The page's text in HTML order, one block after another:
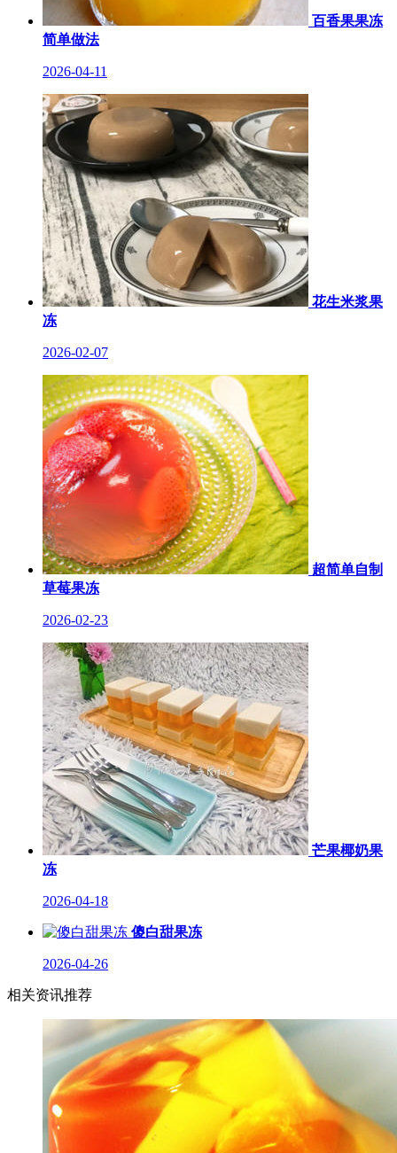
百香果果冻
简单做法
2026-04-11
花生米浆果
冻
2026-02-07
超简单自制
草莓果冻
2026-02-23
芒果椰奶果
冻
2026-04-18
傻白甜果冻
2026-04-26
相关资讯推荐